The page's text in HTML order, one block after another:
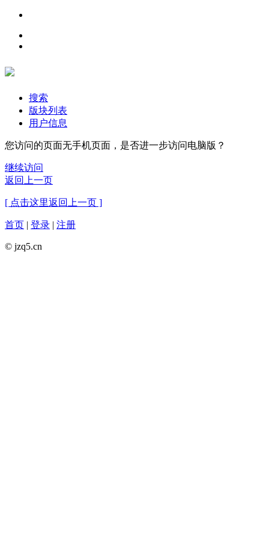
搜索
版块列表
用户信息
您访问的页面无手机页面，是否进一步访问电脑版？
继续访问
返回上一页
[ 点击这里返回上一页 ]
首页 | 登录 | 注册
© jzq5.cn